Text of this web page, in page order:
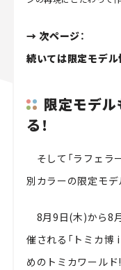
→ 次ページ：
続いては限定モデル
限定モデ
る！
そして「ラフェラ
別カラーの限定モデ
8月9日(木)から8
催される「トミカ博
めのトミカワール